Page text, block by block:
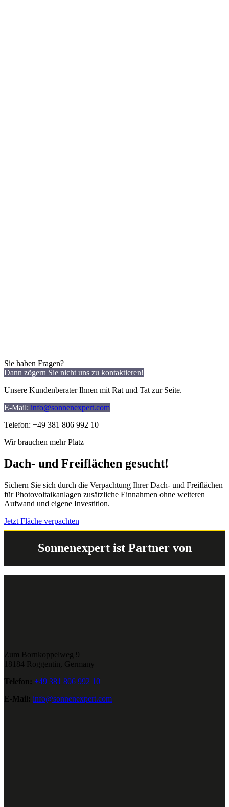
Sie haben Fragen?
Dann zögern Sie nicht uns zu kontaktieren!
Unsere Kundenberater Ihnen mit Rat und Tat zur Seite.
E-Mail: info@sonnenexpert.com
Telefon: +49 381 806 992 10
Wir brauchen mehr Platz
Dach- und Freiflächen gesucht!
Sichern Sie sich durch die Verpachtung Ihrer Dach- und Freiflächen
für Photovoltaikanlagen zusätzliche Einnahmen ohne weiteren
Aufwand und eigene Investition.
Jetzt Fläche verpachten
Sonnenexpert ist Partner von
Zum Bornkoppelweg 9
18184 Roggentin, Germany
Telefon: +49 381 806 992 10
E-Mail: info@sonnenexpert.com